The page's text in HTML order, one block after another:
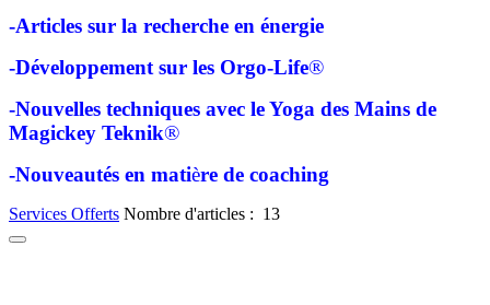
-Articles sur la recherche en énergie
-Développement sur les Orgo-Life®
-Nouvelles techniques avec le Yoga des Mains de
Magickey Teknik®
-Nouveautés en matière de coaching
Services Offerts Nombre d'articles : 13